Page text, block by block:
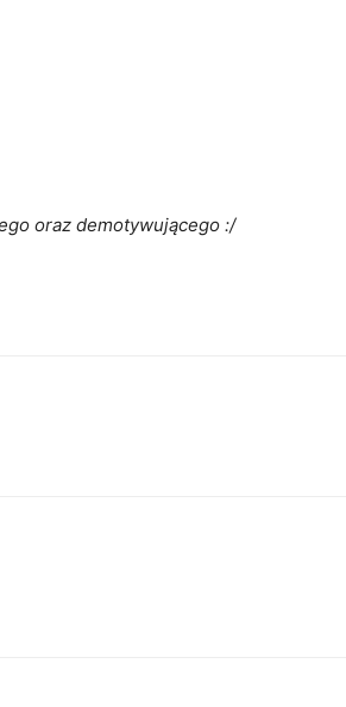
oraz demotywującego :/